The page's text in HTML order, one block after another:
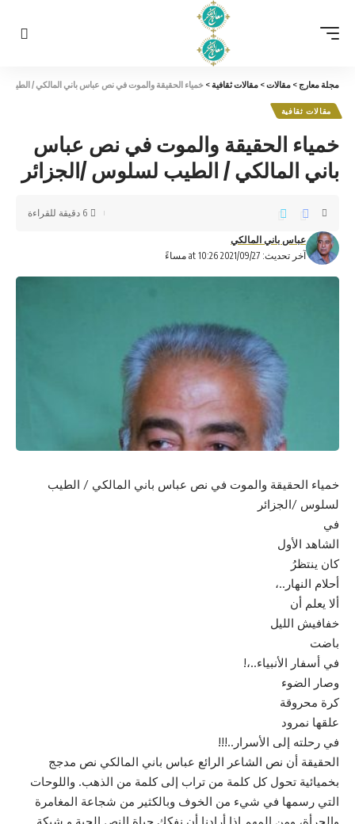
مجلة معارج> مقالات> مقالات ثقافية> خمياء الحقيقة والموت في نص عباس باني المالكي / الطيب
مقالات ثقافية
خمياء الحقيقة والموت في نص عباس
باني المالكي / الطيب لسلوس /الجزائر
آخر تحديث: 2021/09/27 at 10:26 مساءً
عباس باني المالكي
6 دقيقة للقراءة
خمياء الحقيقة والموت في نص عباس باني المالكي / الطيب
لسلوس /الجزائر
في
الشاهد الأول
كان ينتظرُ
أحلام النهار..،
ألا يعلم أن
خفافيش الليل
باضت
في أسفار الأنبياء..،!
وصار الضوء
كرة محروقة
علقها نمرود
في رحلته إلى الأسرار..!!!
الحقيقة أن نص الشاعر الرائع عباس باني المالكي نص مدجج
بخميائية تحول كل كلمة من تراب إلى كلمة من الذهب. واللوحات
التي رسمها في شيء من الخوف وبالكثير من شجاعة المغامرة